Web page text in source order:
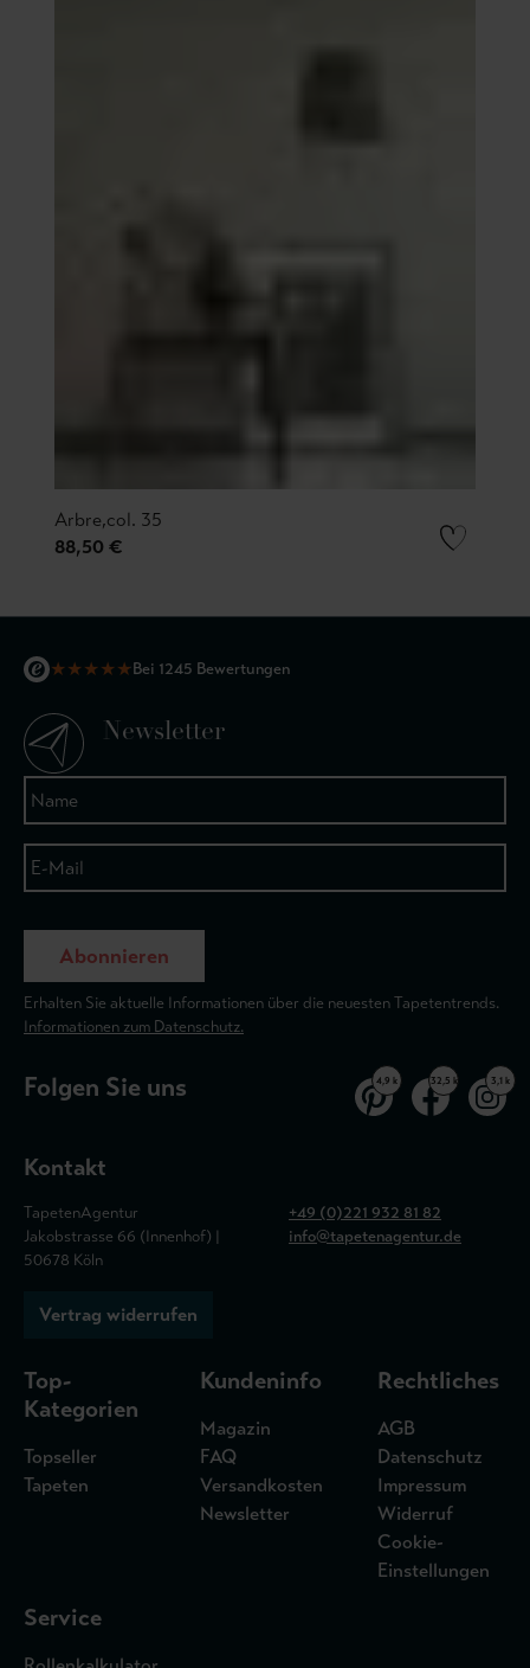
Arbre,col. 35
88,50 €
★★★★★Bei 1245 Bewertungen
Newsletter
Abonnieren
Erhalten Sie aktuelle Informationen über die neuesten Tapetentrends.
Informationen zum Datenschutz.
Folgen Sie uns 4,9 k 32,5 k 3,1 k
Kontakt
TapetenAgentur
Jakobstrasse 66 (Innenhof) |
50678 Köln
+49 (0)221 932 81 82
info@tapetenagentur.de
Vertrag widerrufen
Top-
Kategorien
Topseller
Tapeten
Kundeninfo
Magazin
FAQ
Versandkosten
Newsletter
Rechtliches
AGB
Datenschutz
Impressum
Widerruf
Cookie-
Einstellungen
Service